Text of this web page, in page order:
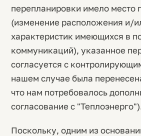
перепланировки имело место
(изменение расположения и/
характеристик имеющихся в
коммуникаций), указанное
согласуется с
нашем случае была
что нам потребовалось
согласование с
Поскольку, одним из